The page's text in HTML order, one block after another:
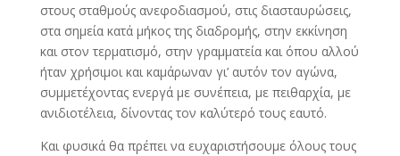
στους σταθμούς ανεφοδιασμού, στις διασταυρώσεις,
στα σημεία κατά μήκος της διαδρομής, στην εκκίνηση
και στον τερματισμό, στην γραμματεία και όπου αλλού
ήταν χρήσιμοι και καμάρωναν γι’ αυτόν τον αγώνα,
συμμετέχοντας ενεργά με συνέπεια, με πειθαρχία, με
ανιδιοτέλεια, δίνοντας τον καλύτερό τους εαυτό.
Και φυσικά θα πρέπει να ευχαριστήσουμε όλους τους